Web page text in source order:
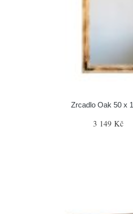
Zrcadlo Oak 50 x
3 149 Kč